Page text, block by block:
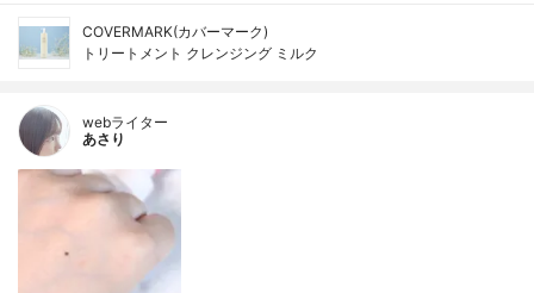
COVERMARK(カバーマーク)
トリートメント クレンジング ミルク
webライター
あさり